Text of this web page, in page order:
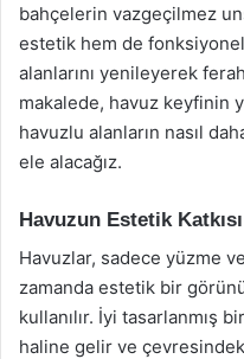
bahçelerin vazgeçilmez
estetik hem de
alanlarını yenileyerek
makalede, havuz keyfinin
havuzlu alanların nasıl
ele alacağız.
Havuzun Estetik Katkısı
Havuzlar, sadece yüzme
zamanda estetik bir
kullanılır. İyi tasarlanmış
haline gelir ve